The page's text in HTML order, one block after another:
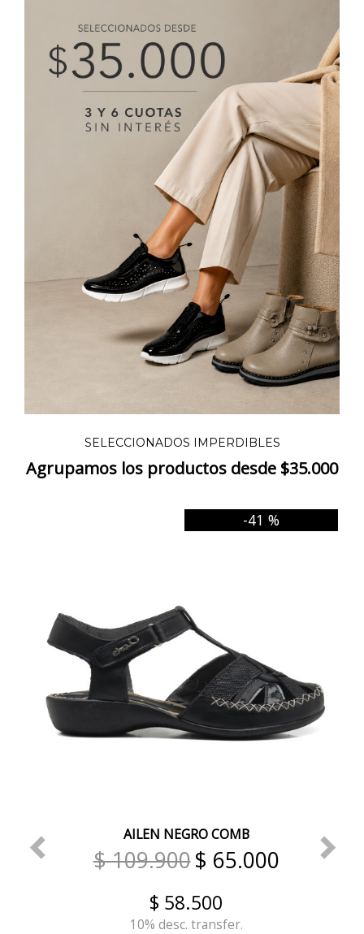
SELECCIONADOS IMPERDIBLES
Agrupamos los productos desde $35.000
-41 %
AILEN NEGRO COMB
$ 109.900$ 65.000
$ 58.500
10% desc. transfer.